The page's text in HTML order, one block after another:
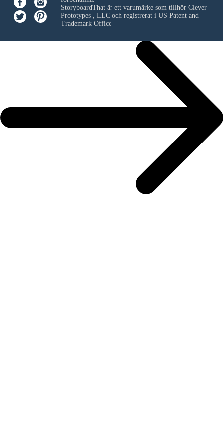
StoryboardThat är ett varumärke som tillhör Clever
Prototypes , LLCoch registrerat i US Patent and
Trademark Office